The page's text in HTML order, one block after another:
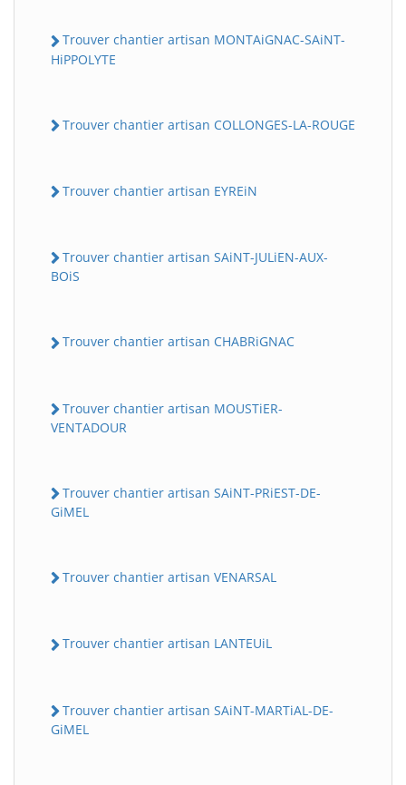
Trouver chantier artisan MONTAiGNAC-SAiNT-
HiPPOLYTE
Trouver chantier artisan COLLONGES-LA-ROUGE
Trouver chantier artisan EYREiN
Trouver chantier artisan SAiNT-JULiEN-AUX-
BOiS
Trouver chantier artisan CHABRiGNAC
Trouver chantier artisan MOUSTiER-
VENTADOUR
Trouver chantier artisan SAiNT-PRiEST-DE-
GiMEL
Trouver chantier artisan VENARSAL
Trouver chantier artisan LANTEUiL
Trouver chantier artisan SAiNT-MARTiAL-DE-
GiMEL